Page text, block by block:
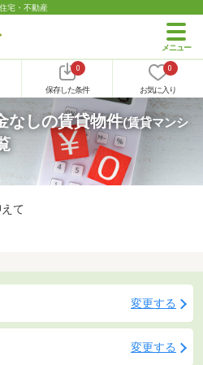
宅・不動産
0
保存した条件
0
お気に入り
なしの賃貸物件(賃貸マンシ
て
変更する
変更する